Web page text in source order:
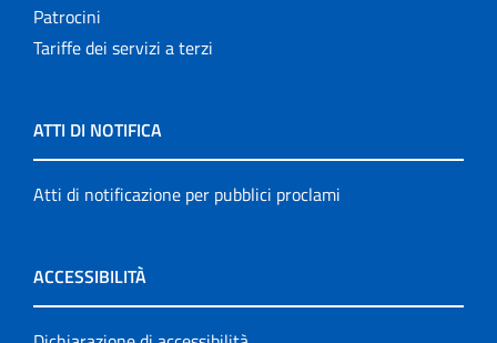
Patrocini
Tariffe dei servizi a terzi
ATTI DI NOTIFICA
Atti di notificazione per pubblici proclami
ACCESSIBILITÀ